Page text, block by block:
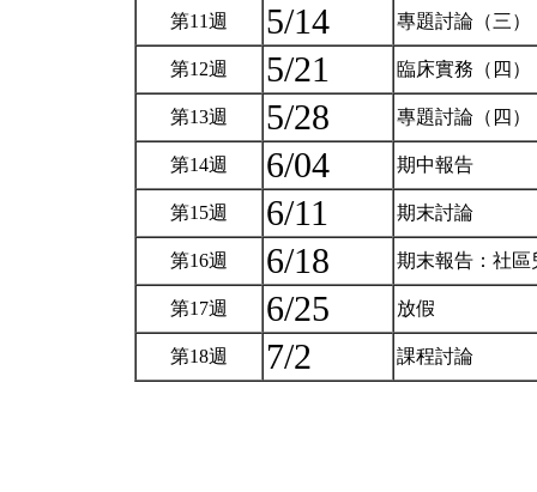
第11週 5/14 專題討論（三）
第12週 5/21 臨床實務（四）
第13週 5/28 專題討論（四）
第14週 6/04 期中報告
第15週 6/11 期末討論
第16週 6/18 期末報告：社
第17週 6/25 放假
第18週 7/2 課程討論